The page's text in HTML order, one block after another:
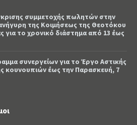
συμμετοχής πωλητών στην
της Κοιμήσεως της Θεοτόκου
για το χρονικό διάστημα από 13 έως
συνεργείων για το Έργο Αστικής
κουνουπιών έως την Παρασκευή, 7